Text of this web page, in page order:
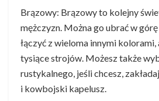
Brązowy: Brązowy to kolejny
mężczyzn. Można go ubrać w
łączyć z wieloma innymi
tysiące strojów. Możesz także
rustykalnego, jeśli chcesz,
i kowbojski kapelusz.